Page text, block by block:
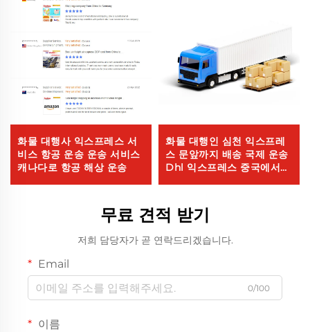
화물 대행사 익스프레스 서
비스 항공 운송 운송 서비스
캐나다로 항공 해상 운송
화물 대행인 심천 익스프레
스 문앞까지 배송 국제 운송
Dhl 익스프레스 중국에서
무료 견적 받기
저희 담당자가 곧 연락드리겠습니다.
Email
0/100
이름